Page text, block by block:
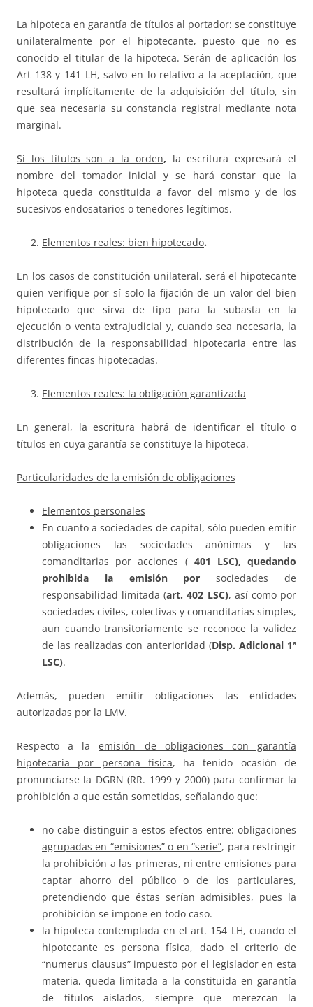
La hipoteca en garantía de títulos al portador: se constituye
unilateralmente por el hipotecante, puesto que no es
conocido el titular de la hipoteca. Serán de aplicación los
Art 138 y 141 LH, salvo en lo relativo a la aceptación, que
resultará implícitamente de la adquisición del título, sin
que sea necesaria su constancia registral mediante nota
marginal.
Si los títulos son a la orden, la escritura expresará el
nombre del tomador inicial y se hará constar que la
hipoteca queda constituida a favor del mismo y de los
sucesivos endosatarios o tenedores legítimos.
Elementos reales: bien hipotecado.
En los casos de constitución unilateral, será el hipotecante
quien verifique por sí solo la fijación de un valor del bien
hipotecado que sirva de tipo para la subasta en la
ejecución o venta extrajudicial y, cuando sea necesaria, la
distribución de la responsabilidad hipotecaria entre las
diferentes fincas hipotecadas.
Elementos reales: la obligación garantizada
En general, la escritura habrá de identificar el título o
títulos en cuya garantía se constituye la hipoteca.
Particularidades de la emisión de obligaciones
Elementos personales
En cuanto a sociedades de capital, sólo pueden emitir
obligaciones las sociedades anónimas y las
comanditarias por acciones (401 LSC), quedando
prohibida la emisión por sociedades de
responsabilidad limitada (art. 402 LSC), así como por
sociedades civiles, colectivas y comanditarias simples,
aun cuando transitoriamente se reconoce la validez
de las realizadas con anterioridad (Disp. Adicional 1ª
LSC).
Además, pueden emitir obligaciones las entidades
autorizadas por la LMV.
Respecto a laemisión de obligaciones con garantía
hipotecaria por persona física, ha tenido ocasión de
pronunciarse la DGRN (RR. 1999 y 2000) para confirmar la
prohibición a que están sometidas, señalando que:
no cabe distinguir a estos efectos entre: obligaciones
agrupadas en “emisiones” o en “serie”, para restringir
la prohibición a las primeras, ni entre emisiones para
captar ahorro del público o de los particulares,
pretendiendo que éstas serían admisibles, pues la
prohibición se impone en todo caso.
la hipoteca contemplada en el art. 154 LH, cuando el
hipotecante es persona física, dado el criterio de
“numerus clausus” impuesto por el legislador en esta
materia, queda limitada a la constituida en garantía
de títulos aislados, siempre que merezcan la